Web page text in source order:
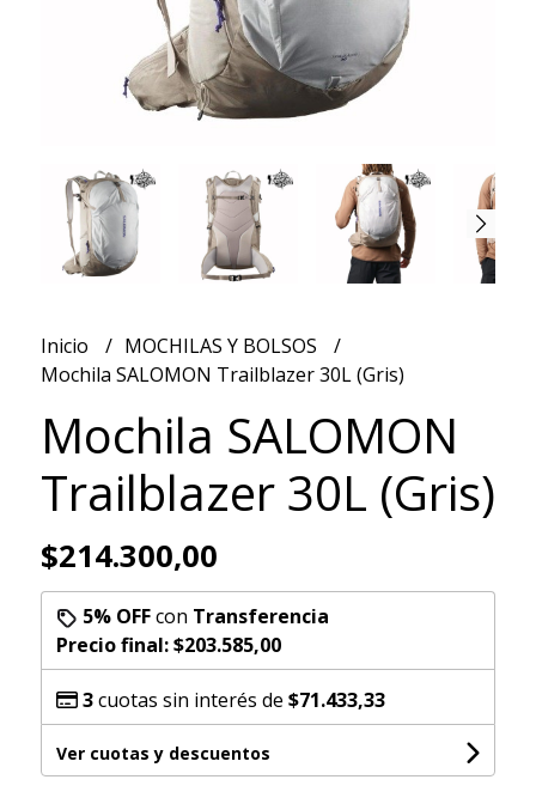
Inicio
MOCHILAS Y BOLSOS
Mochila SALOMON Trailblazer 30L (Gris)
Mochila SALOMON
Trailblazer 30L (Gris)
$214.300,00
5% OFFcon Transferencia
Precio final:$203.585,00
3cuotas sin interés de $71.433,33
Ver cuotas y descuentos